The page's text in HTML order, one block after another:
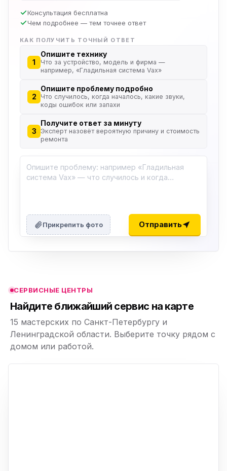
Консультация бесплатна
Чем подробнее — тем точнее ответ
КАК ПОЛУЧИТЬ ТОЧНЫЙ ОТВЕТ
1
Опишите технику
Что за устройство, модель и фирма —
например, «Гладильная система Vax»
2
Опишите проблему подробно
Что случилось, когда началось, какие звуки,
коды ошибок или запахи
3
Получите ответ за минуту
Эксперт назовёт вероятную причину и стоимость
ремонта
Прикрепить фото Отправить
СЕРВИСНЫЕ ЦЕНТРЫ
Найдите ближайший сервис на карте
15 мастерских по Санкт-Петербургу и
Ленинградской области. Выберите точку рядом с
домом или работой.
ю